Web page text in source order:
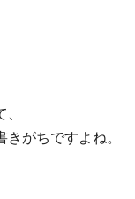
がちですよね。